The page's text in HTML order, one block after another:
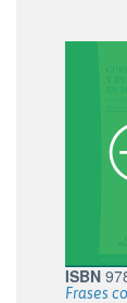
ISBN
Frases